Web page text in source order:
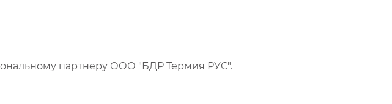
партнеру ООО "БДР Термия РУС".